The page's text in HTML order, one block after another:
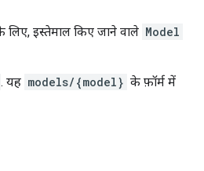
इस्तेमाल किए जाने वाले Model
. यह models/{model} के फ़ॉर्म में